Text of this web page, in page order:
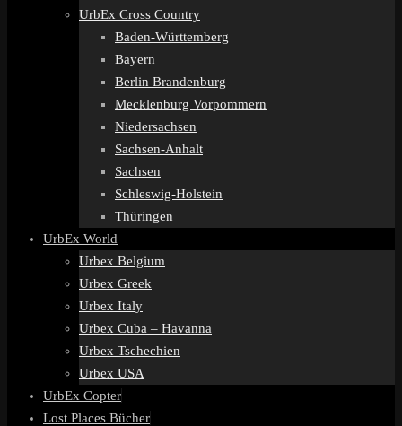
UrbEx Cross Country
Baden-Württemberg
Bayern
Berlin Brandenburg
Mecklenburg Vorpommern
Niedersachsen
Sachsen-Anhalt
Sachsen
Schleswig-Holstein
Thüringen
UrbEx World
Urbex Belgium
Urbex Greek
Urbex Italy
Urbex Cuba – Havanna
Urbex Tschechien
Urbex USA
UrbEx Copter
Lost Places Bücher